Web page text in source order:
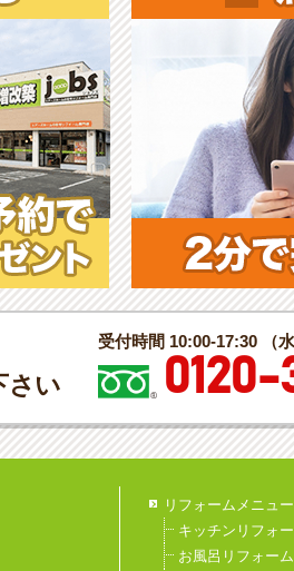
さい
受付時間 10:00-17:30 （水
リフォームメニュー
キッチンリフォ
お風呂リフォーム